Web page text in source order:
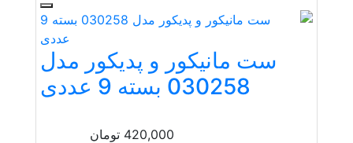
ست مانیکور و پدیکور مدل
030258 بسته 9 عددی
420,000 تومان